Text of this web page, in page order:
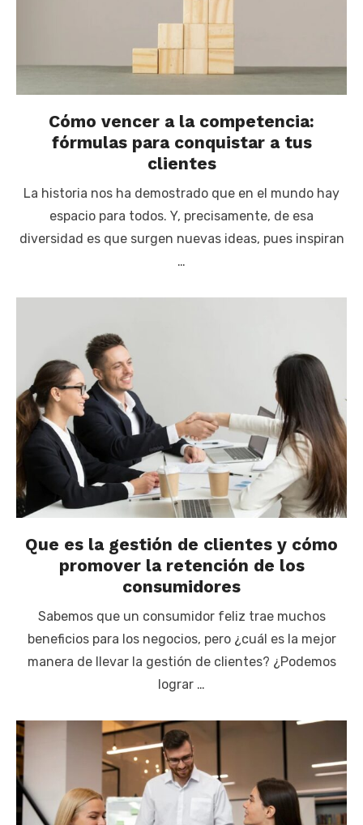
Cómo vencer a la competencia:
fórmulas para conquistar a tus
clientes
La historia nos ha demostrado que en el mundo hay
espacio para todos. Y, precisamente, de esa
diversidad es que surgen nuevas ideas, pues inspiran
…
Que es la gestión de clientes y cómo
promover la retención de los
consumidores
Sabemos que un consumidor feliz trae muchos
beneficios para los negocios, pero ¿cuál es la mejor
manera de llevar la gestión de clientes? ¿Podemos
lograr …